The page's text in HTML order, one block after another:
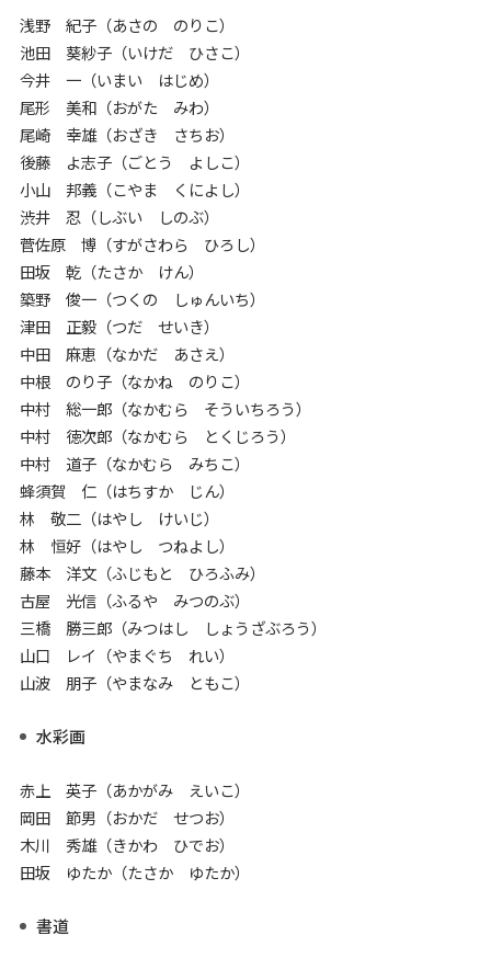
浅野 紀子（あさの のりこ）
池田 葵紗子（いけだ ひさこ）
今井 一（いまい はじめ）
尾形 美和（おがた みわ）
尾崎 幸雄（おざき さちお）
後藤 よ志子（ごとう よしこ）
小山 邦義（こやま くによし）
渋井 忍（しぶい しのぶ）
菅佐原 博（すがさわら ひろし）
田坂 乾（たさか けん）
築野 俊一（つくの しゅんいち）
津田 正毅（つだ せいき）
中田 麻恵（なかだ あさえ）
中根 のり子（なかね のりこ）
中村 総一郎（なかむら そういちろう）
中村 徳次郎（なかむら とくじろう）
中村 道子（なかむら みちこ）
蜂須賀 仁（はちすか じん）
林 敬二（はやし けいじ）
林 恒好（はやし つねよし）
藤本 洋文（ふじもと ひろふみ）
古屋 光信（ふるや みつのぶ）
三橋 勝三郎（みつはし しょうざぶろう）
山口 レイ（やまぐち れい）
山波 朋子（やまなみ ともこ）
水彩画
赤上 英子（あかがみ えいこ）
岡田 節男（おかだ せつお）
木川 秀雄（きかわ ひでお）
田坂 ゆたか（たさか ゆたか）
書道